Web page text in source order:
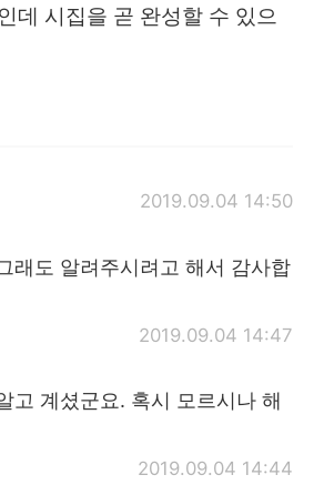
데 시집을 곧 완성할 수 있으
2019.09.04 14:50
래도 알려주시려고 해서 감사합
2019.09.04 14:47
고 계셨군요. 혹시 모르시나 해
2019.09.04 14:44